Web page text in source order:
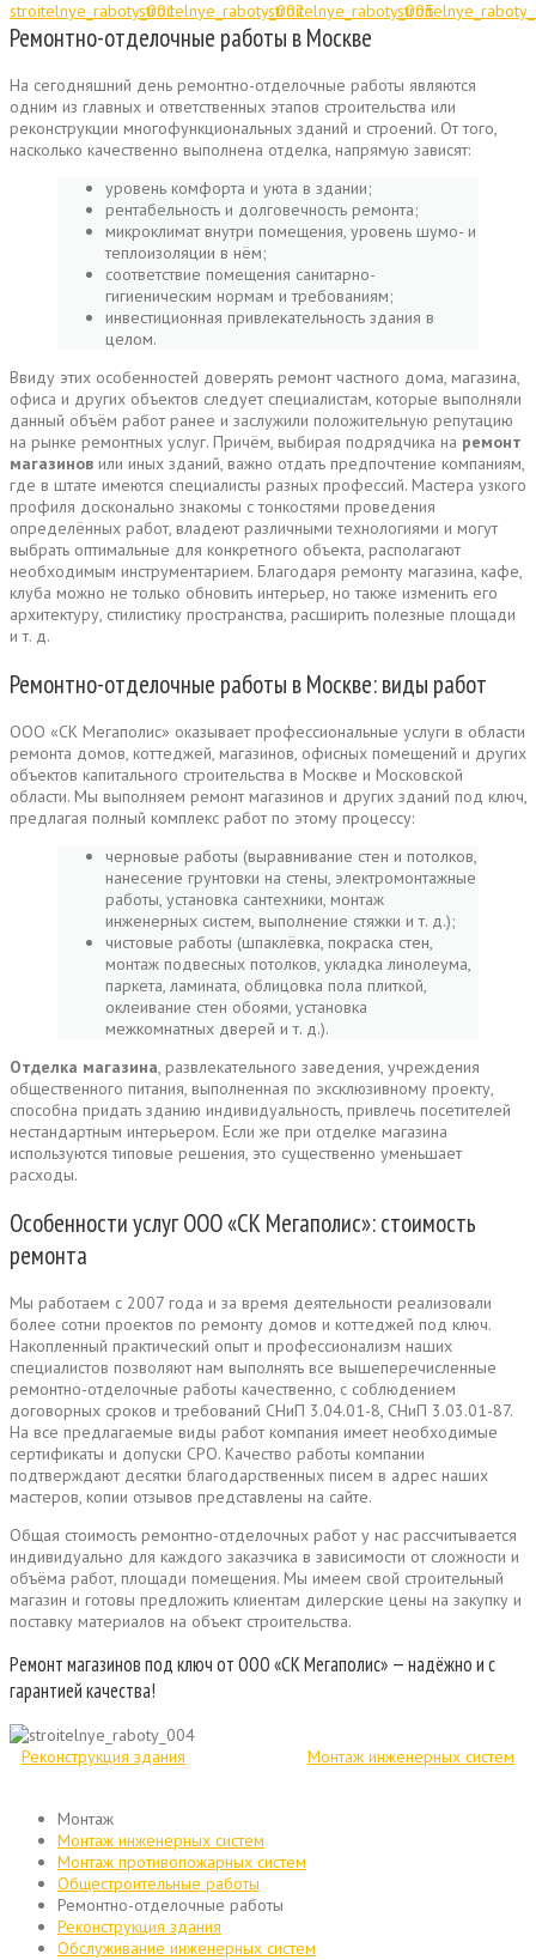
Ремонтно-отделочные работы в Москве
На сегодняшний день ремонтно-отделочные работы являются
одним из главных и ответственных этапов строительства или
реконструкции многофункциональных зданий и строений. От того,
насколько качественно выполнена отделка, напрямую зависят:
уровень комфорта и уюта в здании;
рентабельность и долговечность ремонта;
микроклимат внутри помещения, уровень шумо- и
теплоизоляции в нём;
соответствие помещения санитарно-
гигиеническим нормам и требованиям;
инвестиционная привлекательность здания в
целом.
Ввиду этих особенностей доверять ремонт частного дома, магазина,
офиса и других объектов следует специалистам, которые выполняли
данный объём работ ранее и заслужили положительную репутацию
на рынке ремонтных услуг. Причём, выбирая подрядчика на ремонт
магазинов или иных зданий, важно отдать предпочтение компаниям,
где в штате имеются специалисты разных профессий. Мастера узкого
профиля досконально знакомы с тонкостями проведения
определённых работ, владеют различными технологиями и могут
выбрать оптимальные для конкретного объекта, располагают
необходимым инструментарием. Благодаря ремонту магазина, кафе,
клуба можно не только обновить интерьер, но также изменить его
архитектуру, стилистику пространства, расширить полезные площади
и т. д.
Ремонтно-отделочные работы в Москве: виды работ
ООО «СК Мегаполис» оказывает профессиональные услуги в области
ремонта домов, коттеджей, магазинов, офисных помещений и других
объектов капитального строительства в Москве и Московской
области. Мы выполняем ремонт магазинов и других зданий под ключ,
предлагая полный комплекс работ по этому процессу:
черновые работы (выравнивание стен и потолков,
нанесение грунтовки на стены, электромонтажные
работы, установка сантехники, монтаж
инженерных систем, выполнение стяжки и т. д.);
чистовые работы (шпаклёвка, покраска стен,
монтаж подвесных потолков, укладка линолеума,
паркета, ламината, облицовка пола плиткой,
оклеивание стен обоями, установка
межкомнатных дверей и т. д.).
Отделка магазина, развлекательного заведения, учреждения
общественного питания, выполненная по эксклюзивному проекту,
способна придать зданию индивидуальность, привлечь посетителей
нестандартным интерьером. Если же при отделке магазина
используются типовые решения, это существенно уменьшает
расходы.
Особенности услуг ООО «СК Мегаполис»: стоимость
ремонта
Мы работаем с 2007 года и за время деятельности реализовали
более сотни проектов по ремонту домов и коттеджей под ключ.
Накопленный практический опыт и профессионализм наших
специалистов позволяют нам выполнять все вышеперечисленные
ремонтно-отделочные работы качественно, с соблюдением
договорных сроков и требований СНиП 3.04.01-8, СНиП 3.03.01-87.
На все предлагаемые виды работ компания имеет необходимые
сертификаты и допуски СРО. Качество работы компании
подтверждают десятки благодарственных писем в адрес наших
мастеров, копии отзывов представлены на сайте.
Общая стоимость ремонтно-отделочных работ у нас рассчитывается
индивидуально для каждого заказчика в зависимости от сложности и
объёма работ, площади помещения. Мы имеем свой строительный
магазин и готовы предложить клиентам дилерские цены на закупку и
поставку материалов на объект строительства.
Ремонт магазинов под ключ от ООО «СК Мегаполис» — надёжно и с
гарантией качества!
Реконструкция здания Монтаж инженерных систем
Монтаж
Монтаж инженерных систем
Монтаж противопожарных систем
Общестроительные работы
Ремонтно-отделочные работы
Реконструкция здания
Обслуживание инженерных систем